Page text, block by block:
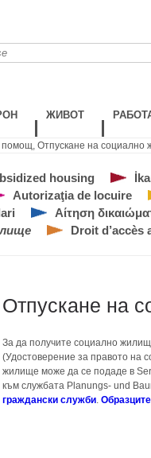
ЖИВОТ
помощ, Отпускане на социално
housing
Autorizaţia de locuire
Αίτηση
Droit d’accès
Отпускане на
За да получите социално
(Удостоверение за правото на
жилище може да се подаде в
към службата Planungs- und
граждански служби.